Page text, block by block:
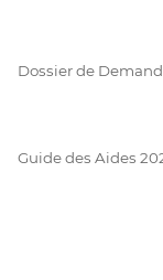
Dossier de
Guide des Aides